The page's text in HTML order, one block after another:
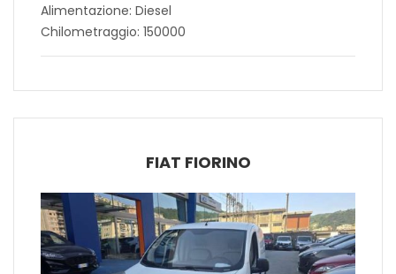
Alimentazione: Diesel
Chilometraggio: 150000
FIAT FIORINO